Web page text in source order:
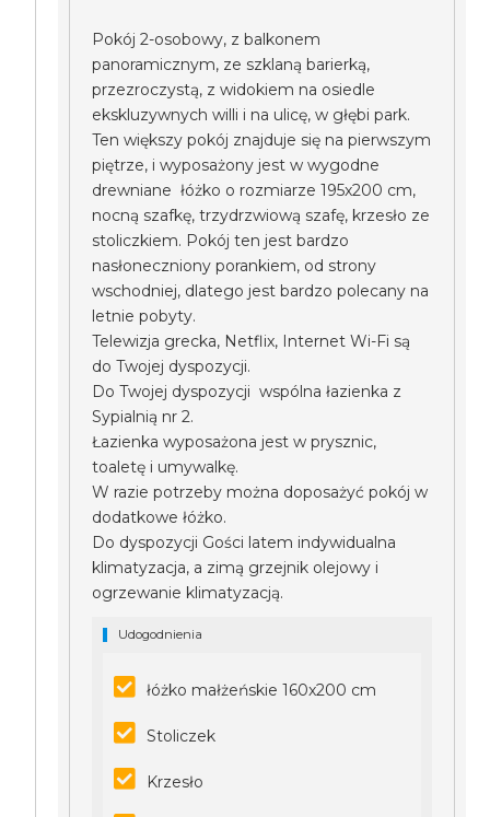
Pokój 2-osobowy, z balkonem
panoramicznym, ze szklaną barierką,
przezroczystą, z widokiem na osiedle
ekskluzywnych willi i na ulicę, w głębi park.
Ten większy pokój znajduje się na pierwszym
piętrze, i wyposażony jest w wygodne
drewniane łóżko o rozmiarze 195x200 cm,
nocną szafkę, trzydrzwiową szafę, krzesło ze
stoliczkiem. Pokój ten jest bardzo
nasłoneczniony porankiem, od strony
wschodniej, dlatego jest bardzo polecany na
letnie pobyty.
Telewizja grecka, Netflix, Internet Wi-Fi są
do Twojej dyspozycji.
Do Twojej dyspozycji wspólna łazienka z
Sypialnią nr 2.
Łazienka wyposażona jest w prysznic,
toaletę i umywalkę.
W razie potrzeby można doposażyć pokój w
dodatkowe łóżko.
Do dyspozycji Gości latem indywidualna
klimatyzacja, a zimą grzejnik olejowy i
ogrzewanie klimatyzacją.
Udogodnienia
łóżko małżeńskie 160x200 cm
Stoliczek
Krzesło